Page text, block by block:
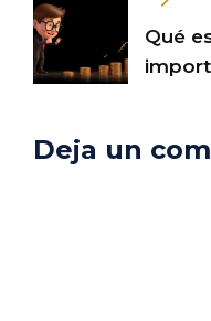
Qué
Deja un